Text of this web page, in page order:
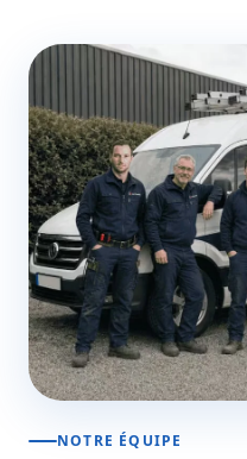
NOTRE ÉQUIPE